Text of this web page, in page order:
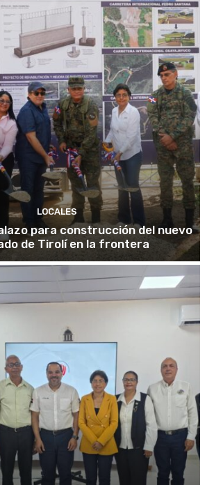
LOCALES
para construcción del nuevo
de Tirolí en la frontera